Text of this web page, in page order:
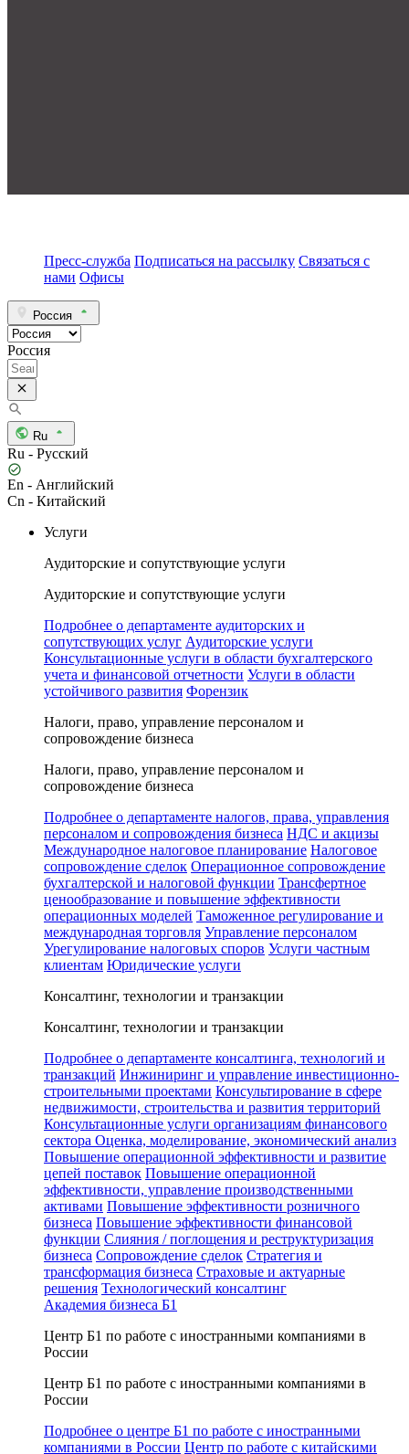
Пресс-служба Подписаться на рассылку Связаться с
нами Офисы
Россия
Россия
Ru
Ru - Русский
En - Английский
Cn - Китайский
Услуги
Аудиторские и сопутствующие услуги
Аудиторские и сопутствующие услуги
Подробнее о департаменте аудиторских и
сопутствующих услуг Аудиторские услуги
Консультационные услуги в области бухгалтерского
учета и финансовой отчетности Услуги в области
устойчивого развития Форензик
Налоги, право, управление персоналом и
сопровождение бизнеса
Налоги, право, управление персоналом и
сопровождение бизнеса
Подробнее о департаменте налогов, права, управления
персоналом и сопровождения бизнеса НДС и акцизы
Международное налоговое планирование Налоговое
сопровождение сделок Операционное сопровождение
бухгалтерской и налоговой функции Трансфертное
ценообразование и повышение эффективности
операционных моделей Таможенное регулирование и
международная торговля Управление персоналом
Урегулирование налоговых споров Услуги частным
клиентам Юридические услуги
Консалтинг, технологии и транзакции
Консалтинг, технологии и транзакции
Подробнее о департаменте консалтинга, технологий и
транзакций Инжиниринг и управление инвестиционно-
строительными проектами Консультирование в сфере
недвижимости, строительства и развития территорий
Консультационные услуги организациям финансового
сектора Оценка, моделирование, экономический анализ
Повышение операционной эффективности и развитие
цепей поставок Повышение операционной
эффективности, управление производственными
активами Повышение эффективности розничного
бизнеса Повышение эффективности финансовой
функции Слияния / поглощения и реструктуризация
бизнеса Сопровождение сделок Стратегия и
трансформация бизнеса Страховые и актуарные
решения Технологический консалтинг
Академия бизнеса Б1
Центр Б1 по работе с иностранными компаниями в
России
Центр Б1 по работе с иностранными компаниями в
России
Подробнее о центре Б1 по работе с иностранными
компаниями в России Центр по работе с китайскими